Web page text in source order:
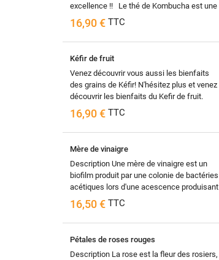
excellence !! Le thé de Kombucha est une
petite boisson qui...
16,90 € TTC
Kéfir de fruit
Venez découvrir vous aussi les bienfaits
des grains de Kéfir! N'hésitez plus et venez
découvrir les bienfaits du Kefir de fruit.
Qu'est-ce que le...
16,90 € TTC
Mère de vinaigre
Description Une mère de vinaigre est un
biofilm produit par une colonie de bactéries
acétiques lors d'une acescence produisant
un vinaigre. Il...
16,50 € TTC
Pétales de roses rouges
Description La rose est la fleur des rosiers,